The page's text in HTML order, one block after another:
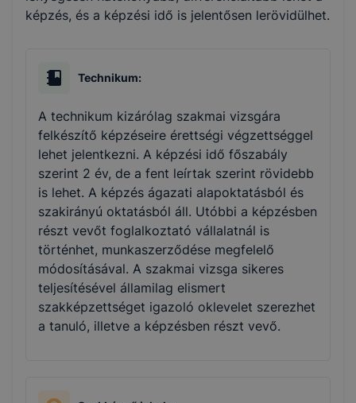
képzés, és a képzési idő is jelentősen lerövidülhet.
Technikum:
A technikum kizárólag szakmai vizsgára
felkészítő képzéseire érettségi végzettséggel
lehet jelentkezni. A képzési idő főszabály
szerint 2 év, de a fent leírtak szerint rövidebb
is lehet. A képzés ágazati alapoktatásból és
szakirányú oktatásból áll. Utóbbi a képzésben
részt vevőt foglalkoztató vállalatnál is
történhet, munkaszerződése megfelelő
módosításával. A szakmai vizsga sikeres
teljesítésével államilag elismert
szakképzettséget igazoló oklevelet szerezhet
a tanuló, illetve a képzésben részt vevő.